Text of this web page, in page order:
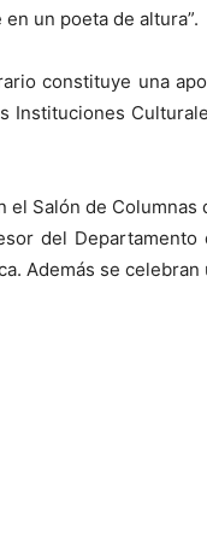
un poeta de altura”.
constituye una
Instituciones
Salón de
del Departamento
Además se